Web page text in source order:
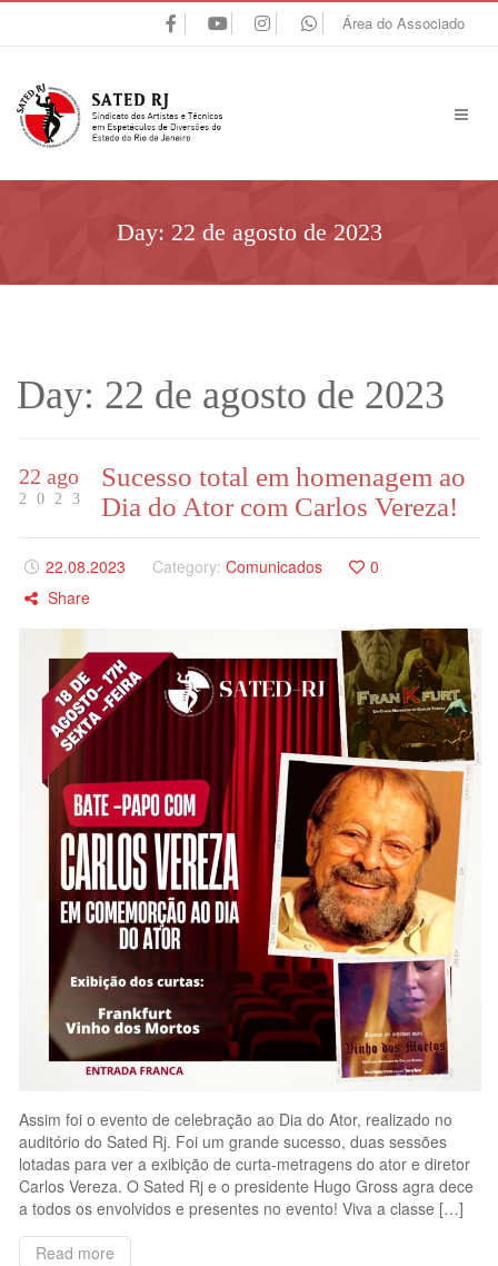
Área do Associado
Day: 22 de agosto de 2023
Day: 22 de agosto de 2023
22 ago
2023
Sucesso total em homenagem ao
Dia do Ator com Carlos Vereza!
22.08.2023 Category: Comunicados
0
Share
Assim foi o evento de celebração ao Dia do Ator, realizado no
auditório do Sated Rj. Foi um grande sucesso, duas sessões
lotadas para ver a exibição de curta-metragens do ator e diretor
Carlos Vereza. O Sated Rj e o presidente Hugo Gross agra dece
a todos os envolvidos e presentes no evento! Viva a classe […]
Read more